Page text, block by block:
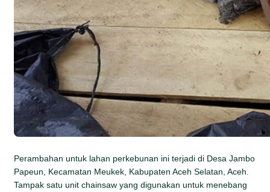
Perambahan untuk lahan perkebunan ini terjadi di Desa Jambo
Papeun, Kecamatan Meukek, Kabupaten Aceh Selatan, Aceh.
Tampak satu unit chainsaw yang digunakan untuk menebang